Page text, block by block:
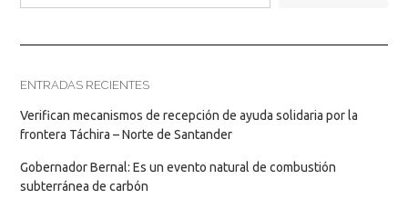
ENTRADAS RECIENTES
Verifican mecanismos de recepción de ayuda solidaria por la
frontera Táchira – Norte de Santander
Gobernador Bernal: Es un evento natural de combustión
subterránea de carbón